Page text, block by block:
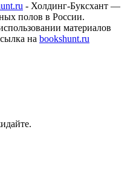
- Холдинг-Буксхант —
полов в России.
материалов
на bookshunt.ru